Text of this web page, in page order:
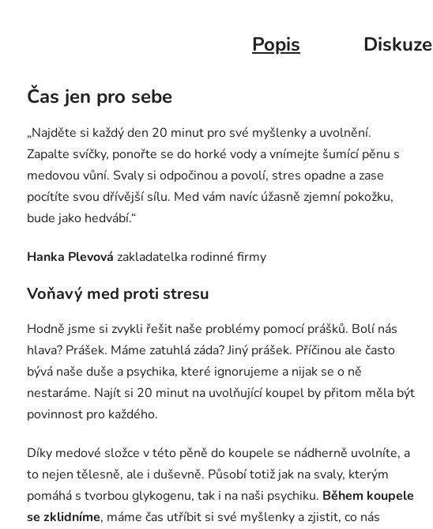
Popis Diskuze
Čas jen pro sebe
„Najděte si každý den 20 minut pro své myšlenky a uvolnění.
Zapalte svíčky, ponořte se do horké vody a vnímejte šumící pěnu s
medovou vůní. Svaly si odpočinou a povolí, stres opadne a zase
pocítíte svou dřívější sílu. Med vám navíc úžasně zjemní pokožku,
bude jako hedvábí.“
Hanka Plevová zakladatelka rodinné firmy
Voňavý med proti stresu
Hodně jsme si zvykli řešit naše problémy pomocí prášků. Bolí nás
hlava? Prášek. Máme zatuhlá záda? Jiný prášek. Příčinou ale často
bývá naše duše a psychika, které ignorujeme a nijak se o ně
nestaráme. Najít si 20 minut na uvolňující koupel by přitom měla být
povinnost pro každého.
Díky medové složce v této pěně do koupele se nádherně uvolníte, a
to nejen tělesně, ale i duševně. Působí totiž jak na svaly, kterým
pomáhá s tvorbou glykogenu, tak i na naši psychiku. Během koupele
se zklidníme, máme čas utříbit si své myšlenky a zjistit, co nás